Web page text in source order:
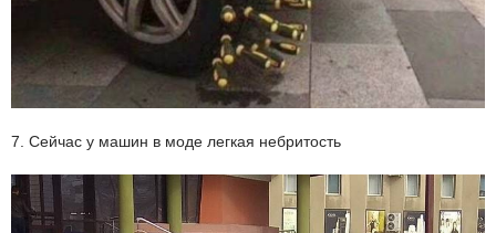
7. Сейчас у машин в моде легкая небритость